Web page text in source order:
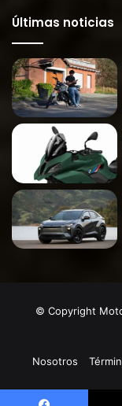
Últimas noticias
© Copyright
Nosotros